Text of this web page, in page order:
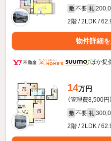
敷 不要 礼
2階 / 2LDK /
物件詳細
ほか提
14万円
（管理費8,500円）
敷 不要 礼
2階 / 2LDK /